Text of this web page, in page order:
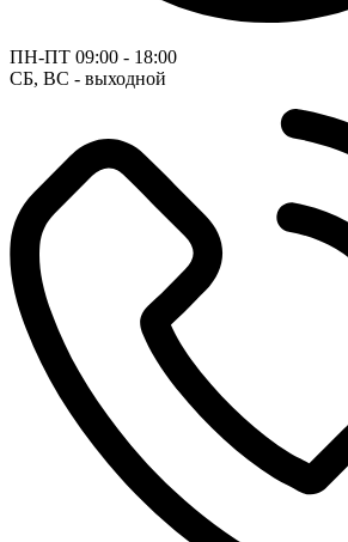
ПН-ПТ 09:00 - 18:00
СБ, ВС - выходной